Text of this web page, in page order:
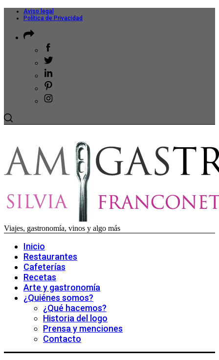
Aviso legal
Política de Privacidad
Viajes, gastronomía, vinos y algo más
Inicio
Restaurantes
Cafeterías
Recetas
Arte y gastronomía
¿Quiénes somos?
¿Qué hacemos?
Historia del logo
Prensa y menciones
Contacto